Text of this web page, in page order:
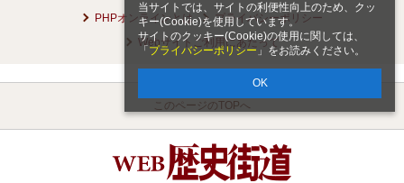
当サイトでは、サイトの利便性向上のため、クッ
キー(Cookie)を使用しています。
サイトのクッキー(Cookie)の使用に関しては、
「 プライバシーポリシー 」をお読みください。
OK
PHPオンラインとは
プライバシーポリシー
Webサイトご利用にあたって
このページのTOPへ